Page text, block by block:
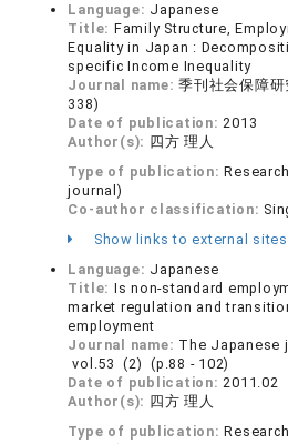
Language: Japanese
Title: Family Structure,
Equality in Japan :
specific Income Inequality
Journal name:季刊社会保障
338)
Date of publication:2013
Author(s): 四方 理人
Type of publication:
journal)
Co-author classification:
Show links to external sites
Language: Japanese
Title: Is non-standard
market regulation and
employment
Journal name: The Japanese
vol.53 (2) (p.88 - 102)
Date of publication:2011.02
Author(s): 四方 理人
Type of publication: